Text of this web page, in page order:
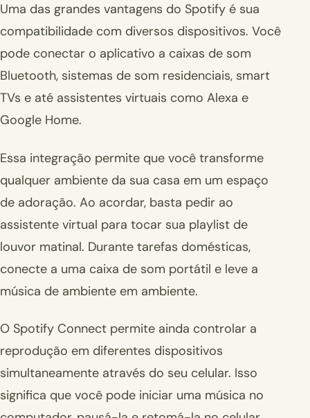
Uma das grandes vantagens do Spotify é sua
compatibilidade com diversos dispositivos. Você
pode conectar o aplicativo a caixas de som
Bluetooth, sistemas de som residenciais, smart
TVs e até assistentes virtuais como Alexa e
Google Home.
Essa integração permite que você transforme
qualquer ambiente da sua casa em um espaço
de adoração. Ao acordar, basta pedir ao
assistente virtual para tocar sua playlist de
louvor matinal. Durante tarefas domésticas,
conecte a uma caixa de som portátil e leve a
música de ambiente em ambiente.
O Spotify Connect permite ainda controlar a
reprodução em diferentes dispositivos
simultaneamente através do seu celular. Isso
significa que você pode iniciar uma música no